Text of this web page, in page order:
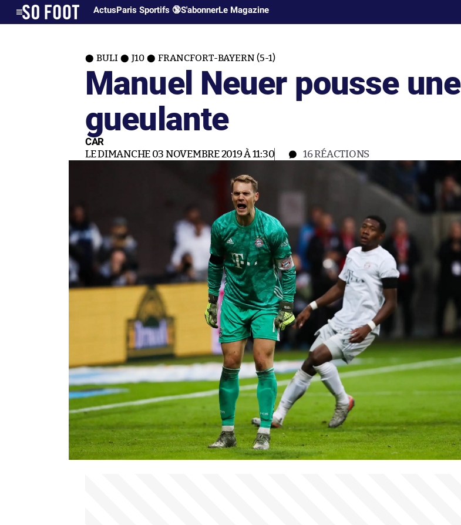
ActusParis Sportifs 🔞S'abonnerLe Magazine
BULI J10 FRANCFORT-BAYERN (5-1)
Manuel Neuer pousse une
gueulante
CAR
LE DIMANCHE 03 NOVEMBRE 2019 À 11:30 16RÉACTIONS